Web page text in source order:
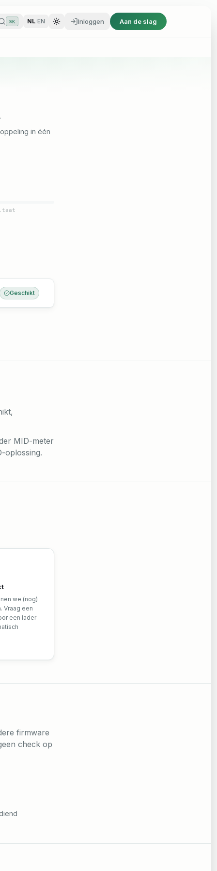
⌘K NL/ EN Inloggen Aan de slag
Aan de slag
in één
Geschikt
MID-meter
oplossing.
we (nog)
Vraag een
een lader
firmware
check op